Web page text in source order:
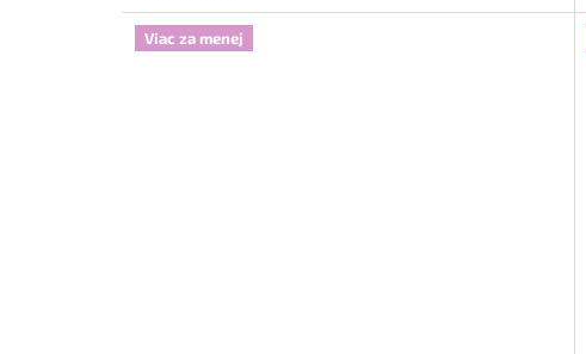
Viac za menej